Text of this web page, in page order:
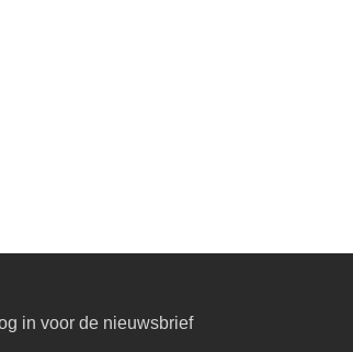
in voor de nieuwsbrief